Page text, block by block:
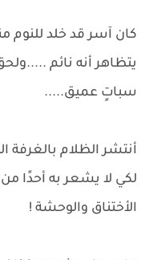
كان آسر قد خلد للنوم
يتظاهر أنه نائم
سباتٍ عميق.....
أنتشر الظلام
لكي لا يشعر به أحدًا
الأختناق والوحشة !